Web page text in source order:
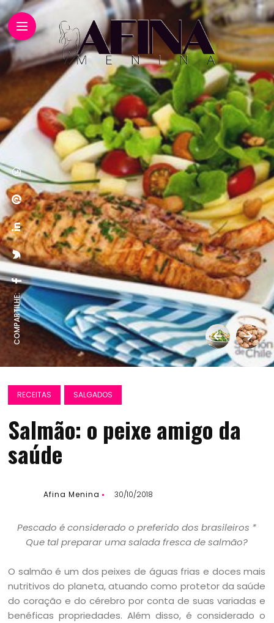
COMPARTILHE:
RECEITAS SALGADOS
Salmão: o peixe amigo da
saúde
Afina Menina 30/10/2018
Pescado é considerado o preferido dos brasileiros *
Que tal preparar uma salada fresca de salmão?
O salmão é um dos peixes de águas frias e doces mais
nutritivos do planeta, atuando como protetor da saúde
do coração e do cérebro por conta de suas variadas e
benéficas propriedades. Além disso, é considerado o